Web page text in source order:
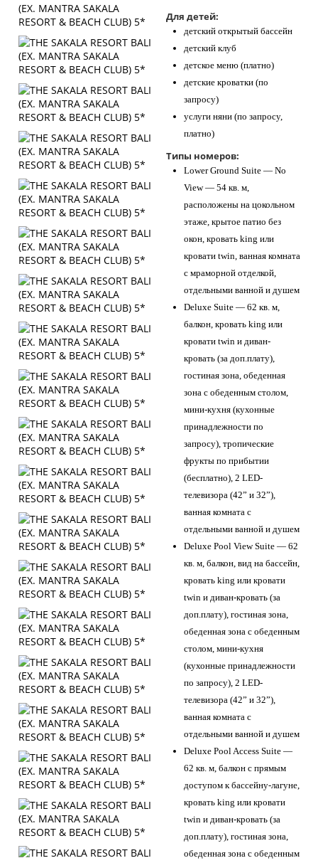
Для детей:
детский открытый бассейн
детский клуб
детское меню (платно)
детские кроватки (по
запросу)
услуги няни (по запросу,
платно)
Типы номеров:
Lower Ground Suite — No
View — 54 кв. м,
расположены на цокольном
этаже, крытое патио без
окон, кровать king или
кровати twin, ванная комната
с мраморной отделкой,
отдельными ванной и душем
Deluxe Suite — 62 кв. м,
балкон, кровать king или
кровати twin и диван-
кровать (за доп.плату),
гостиная зона, обеденная
зона с обеденным столом,
мини-кухня (кухонные
принадлежности по
запросу), тропические
фрукты по прибытии
(бесплатно), 2 LED-
телевизора (42” и 32”),
ванная комната с
отдельными ванной и душем
Deluxe Pool View Suite — 62
кв. м, балкон, вид на бассейн,
кровать king или кровати
twin и диван-кровать (за
доп.плату), гостиная зона,
обеденная зона с обеденным
столом, мини-кухня
(кухонные принадлежности
по запросу), 2 LED-
телевизора (42” и 32”),
ванная комната с
отдельными ванной и душем
Deluxe Pool Access Suite —
62 кв. м, балкон с прямым
доступом к бассейну-лагуне,
кровать king или кровати
twin и диван-кровать (за
доп.плату), гостиная зона,
обеденная зона с обеденным